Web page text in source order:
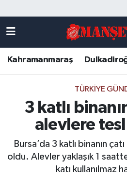
Kahramanmaraş
TÜRKIYE
3 katlı
alevlere
Bursa’da 3 katlı binanın
oldu. Alevler yaklaşık 1
katı kullanılmaz
DULKADİROĞLU
KAHRAMANMARAŞ
ONİKİŞUBAT
Künye
Kahramanmaraş Nöbetçi
Kahramanmaraş Hava
Kahramanmaraş Trafik
Süper Lig Puan Durumu
Son Dakika Haberleri